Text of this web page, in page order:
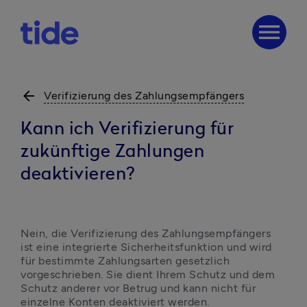
menu
arrow_back Verifizierung des Zahlungsempfängers
Kann ich Verifizierung für
zukünftige Zahlungen
deaktivieren?
Nein, die Verifizierung des Zahlungsempfängers
ist eine integrierte Sicherheitsfunktion und wird
für bestimmte Zahlungsarten gesetzlich
vorgeschrieben. Sie dient Ihrem Schutz und dem
Schutz anderer vor Betrug und kann nicht für
einzelne Konten deaktiviert werden.